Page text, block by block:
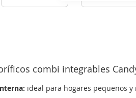
combi integrables
ideal para hogares pequeños y